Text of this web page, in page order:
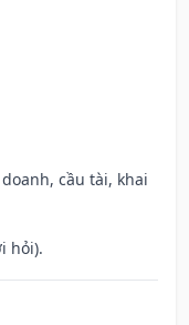
cầu tài, khai
hỏi).